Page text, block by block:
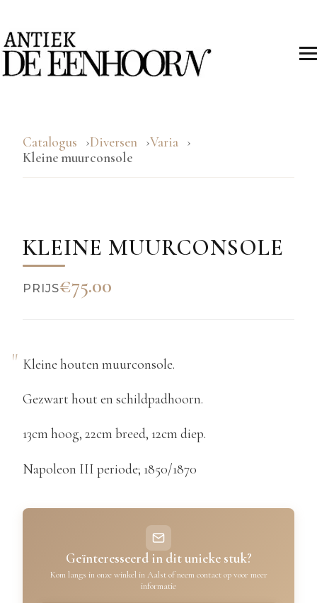
Catalogus Diversen
Varia
Kleine muurconsole
KLEINE MUURCONSOLE
PRIJS€75.00
Kleine houten muurconsole.
Gezwart hout en schildpadhoorn.
13cm hoog, 22cm breed, 12cm diep.
Napoleon III periode; 1850/1870
Geïnteresseerd in dit unieke stuk?
Kom langs in onze winkel in Aalst of neem contact op voor meer
informatie